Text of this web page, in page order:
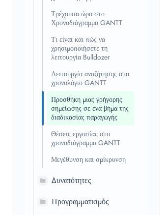
Τρέχουσα ώρα στο
Χρονοδιάγραμμα GANTT
Τι είναι και πώς να
χρησιμοποιήσετε τη
λειτουργία Bulldozer
Λειτουργία αναζήτησης στο
χρονολόγιο GANTT
Προσθήκη μιας γρήγορης
σημείωσης σε ένα βήμα της
διαδικασίας παραγωγής
Θέσεις εργασίας στο
χρονοδιάγραμμα GANTT
Μεγέθυνση και σμίκρυνση
Δυνατότητες
Προγραμματισμός